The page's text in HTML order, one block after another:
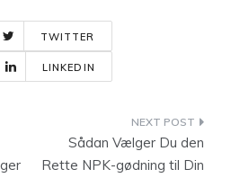
TWITTER
LINKEDIN
Sådan Vælger Du den
Rette NPK-gødning til Din